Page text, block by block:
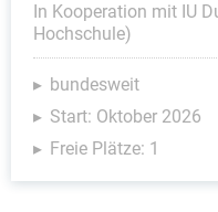
In Kooperation mit IU
Hochschule)
bundesweit
Start: Oktober 2026
Freie Plätze: 1